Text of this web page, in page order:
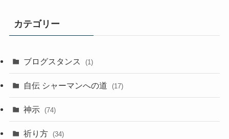
ア
ブ
カテゴリー
ブログスタンス (1)
自伝 シャーマンへの道 (17)
神示 (74)
祈り方 (34)